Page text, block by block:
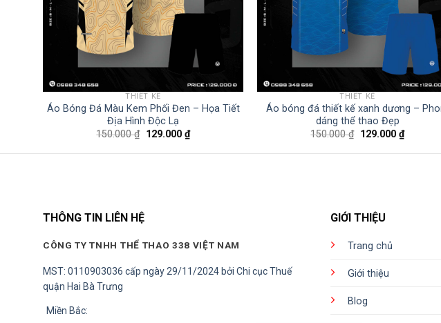
THIẾT KẾ
Áo Bóng Đá Màu Kem Phối Đen – Họa Tiết
Địa Hình Độc Lạ
150.000₫ Giá
là:
129.000 ₫Giá
hiện
tại
THIẾT KẾ
Áo bóng đá thiết kế xanh dương –
dáng thể thao Đẹp
150.000₫ Giá
là:
129.000 ₫Giá
hiện
tại
THÔNG TIN LIÊN HỆ
CÔNG TY TNHH THỂ THAO 338 VIỆT NAM
MST: 0110903036 cấp ngày 29/11/2024 bởi Chi cục Thuế
quận Hai Bà Trưng
Miền Bắc:
GIỚI THIỆU
Trang chủ
Giới thiệu
Blog